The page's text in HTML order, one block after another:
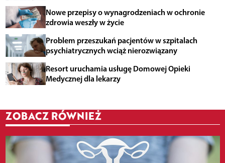
Nowe przepisy o wynagrodzeniach w ochronie
zdrowia weszły w życie
Problem przeszukań pacjentów w szpitalach
psychiatrycznych wciąż nierozwiązany
Resort uruchamia usługę Domowej Opieki
Medycznej dla lekarzy
ZOBACZ RÓWNIEŻ